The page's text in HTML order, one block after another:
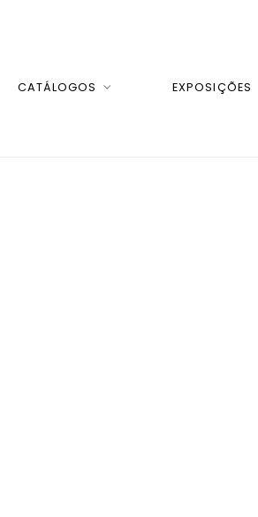
CATÁLOGOS EXPOSIÇÕES